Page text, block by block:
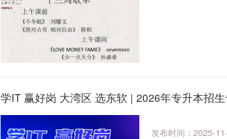
学IT 赢好岗 大湾区 选东软 | 2026年专升本招生
发布时间：2025-